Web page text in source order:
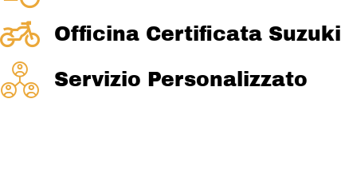
Officina Certificata Suzuki
Servizio Personalizzato